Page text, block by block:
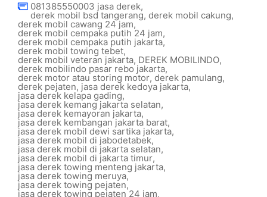
081385550003 jasa derek,
derek mobil bsd tangerang, derek mobil cakung,
derek mobil cawang 24 jam,
derek mobil cempaka putih 24 jam,
derek mobil cempaka putih jakarta,
derek mobil towing tebet,
derek mobil veteran jakarta, DEREK MOBILINDO,
derek mobilindo pasar rebo jakarta,
derek motor atau storing motor, derek pamulang,
derek pejaten, jasa derek kedoya jakarta,
jasa derek kelapa gading,
jasa derek kemang jakarta selatan,
jasa derek kemayoran jakarta,
jasa derek kembangan jakarta barat,
jasa derek mobil dewi sartika jakarta,
jasa derek mobil di jabodetabek,
jasa derek mobil di jakarta selatan,
jasa derek mobil di jakarta timur,
jasa derek towing menteng jakarta,
jasa derek towing meruya,
jasa derek towing pejaten,
jasa derek towing pejaten 24 jam,